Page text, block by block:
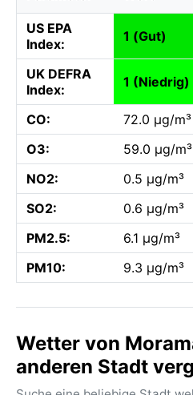
US EPA
Index:
1 (Gut)
UK DEFRA
Index:
1 (Niedrig)
CO:
72.0 µg/m³
O3:
59.0 µg/m³
NO2:
0.5 µg/m³
SO2:
0.6 µg/m³
PM2.5:
6.1 µg/m³
PM10:
9.3 µg/m³
Wetter von
anderen Stadt